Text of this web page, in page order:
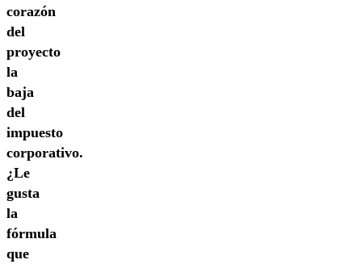
corazón
del
proyecto
la
baja
del
impuesto
corporativo.
¿Le
gusta
la
fórmula
que